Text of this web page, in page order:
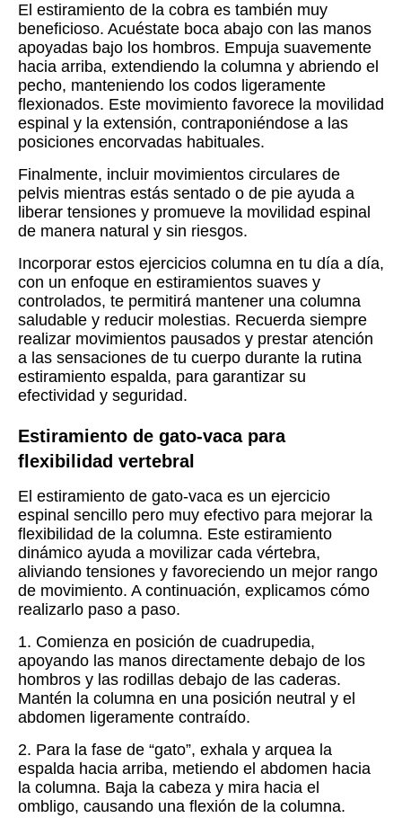
El estiramiento de la cobra es también muy
beneficioso. Acuéstate boca abajo con las manos
apoyadas bajo los hombros. Empuja suavemente
hacia arriba, extendiendo la columna y abriendo el
pecho, manteniendo los codos ligeramente
flexionados. Este movimiento favorece la movilidad
espinal y la extensión, contraponiéndose a las
posiciones encorvadas habituales.
Finalmente, incluir movimientos circulares de
pelvis mientras estás sentado o de pie ayuda a
liberar tensiones y promueve la movilidad espinal
de manera natural y sin riesgos.
Incorporar estos ejercicios columna en tu día a día,
con un enfoque en estiramientos suaves y
controlados, te permitirá mantener una columna
saludable y reducir molestias. Recuerda siempre
realizar movimientos pausados y prestar atención
a las sensaciones de tu cuerpo durante la rutina
estiramiento espalda, para garantizar su
efectividad y seguridad.
Estiramiento de gato-vaca para
flexibilidad vertebral
El estiramiento de gato-vaca es un ejercicio
espinal sencillo pero muy efectivo para mejorar la
flexibilidad de la columna. Este estiramiento
dinámico ayuda a movilizar cada vértebra,
aliviando tensiones y favoreciendo un mejor rango
de movimiento. A continuación, explicamos cómo
realizarlo paso a paso.
1. Comienza en posición de cuadrupedia,
apoyando las manos directamente debajo de los
hombros y las rodillas debajo de las caderas.
Mantén la columna en una posición neutral y el
abdomen ligeramente contraído.
2. Para la fase de “gato”, exhala y arquea la
espalda hacia arriba, metiendo el abdomen hacia
la columna. Baja la cabeza y mira hacia el
ombligo, causando una flexión de la columna.